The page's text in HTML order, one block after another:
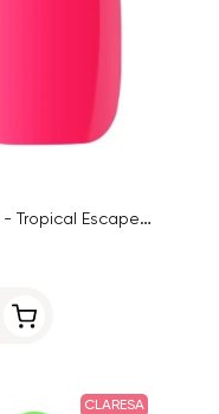
Claresa UV/LED Color Soak Off - Tropical Escape 3, 5g
CLARESA